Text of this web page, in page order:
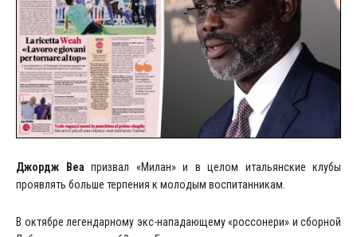
Джордж Веа призвал «Милан» и в целом итальянские клубы
проявлять больше терпения к молодым воспитанникам.
В октябре легендарному экс-нападающему «россонери» и сборной